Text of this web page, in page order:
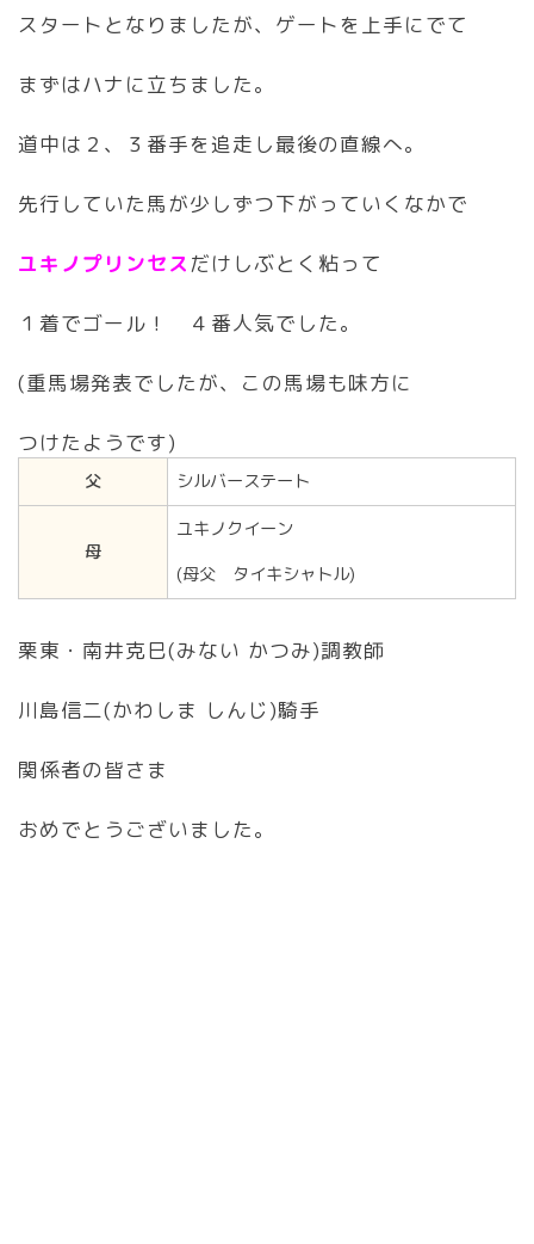
スタートとなりましたが、ゲートを上手にでて
まずはハナに立ちました。
道中は２、３番手を追走し最後の直線へ。
先行していた馬が少しずつ下がっていくなかで
ユキノプリンセス だけしぶとく粘って
１着でゴール！ ４番人気でした。
(重馬場発表でしたが、この馬場も味方に
つけたようです)
父 シルバーステート
母
ユキノクイーン
(母父 タイキシャトル)
栗東・南井克巳(みない かつみ)調教師
川島信二(かわしま しんじ)騎手
関係者の皆さま
おめでとうございました。